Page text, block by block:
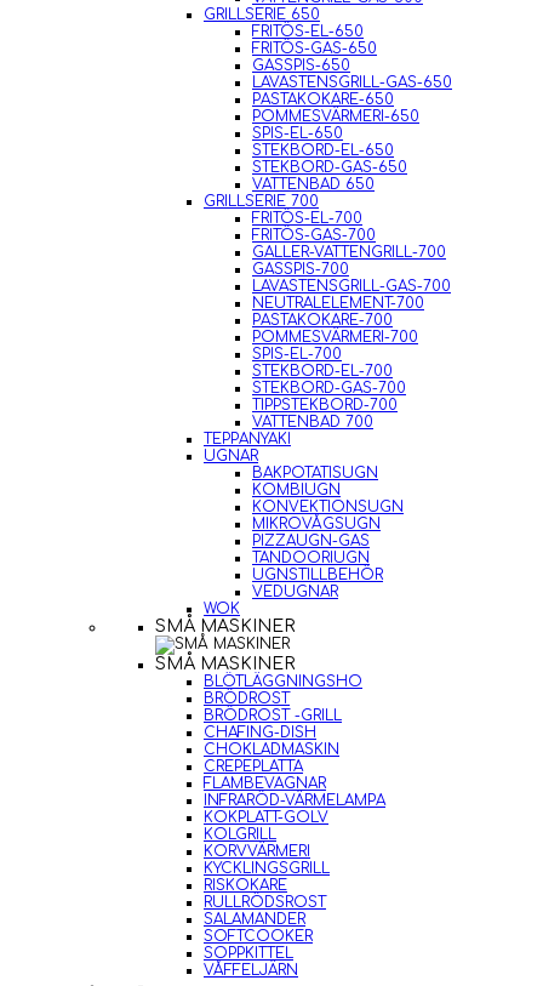
GRILLSERIE 650
FRITÖS-EL-650
FRITÖS-GAS-650
GASSPIS-650
LAVASTENSGRILL-GAS-650
PASTAKOKARE-650
POMMESVÄRMERI-650
SPIS-EL-650
STEKBORD-EL-650
STEKBORD-GAS-650
VATTENBAD 650
GRILLSERIE 700
FRITÖS-EL-700
FRITÖS-GAS-700
GALLER-VATTENGRILL-700
GASSPIS-700
LAVASTENSGRILL-GAS-700
NEUTRALELEMENT-700
PASTAKOKARE-700
POMMESVÄRMERI-700
SPIS-EL-700
STEKBORD-EL-700
STEKBORD-GAS-700
TIPPSTEKBORD-700
VATTENBAD 700
TEPPANYAKI
UGNAR
BAKPOTATISUGN
KOMBIUGN
KONVEKTIONSUGN
MIKROVÅGSUGN
PIZZAUGN-GAS
TANDOORIUGN
UGNSTILLBEHÖR
VEDUGNAR
WOK
SMÅ MASKINER
SMÅ MASKINER
BLÖTLÄGGNINGSHO
BRÖDROST
BRÖDROST -GRILL
CHAFING-DISH
CHOKLADMASKIN
CREPEPLATTA
FLAMBEVAGNAR
INFRARÖD-VÄRMELAMPA
KOKPLATT-GOLV
KOLGRILL
KORVVÄRMERI
KYCKLINGSGRILL
RISKOKARE
RULLRÖDSROST
SALAMANDER
SOFTCOOKER
SOPPKITTEL
VÅFFELJÄRN